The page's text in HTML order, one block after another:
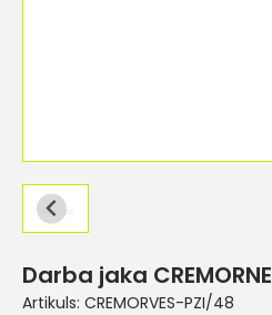
Darba jaka CREMORNE
Artikuls: CREMORVES-PZI/48